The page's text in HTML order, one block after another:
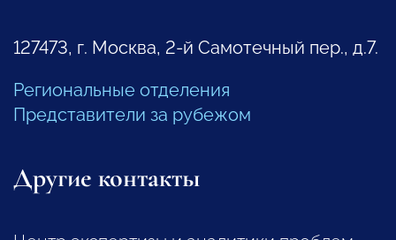
127473, г. Москва, 2-й Самотечный пер., д.7.
Региональные отделения
Представители за рубежом
Другие контакты